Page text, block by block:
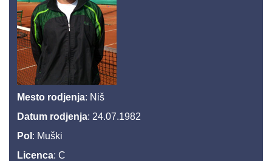
Mesto rodjenja: Niš
Datum rodjenja: 24.07.1982
Pol : Muški
Licenca: C